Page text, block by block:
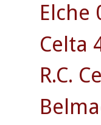
Elche
Celta
R.C.